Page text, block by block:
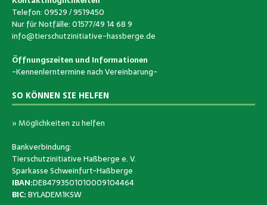
Telefon: 09529 / 9519450
Nur für Notfälle: 01577/49 14 68 9
info@tierschutzinitiative-hassberge.de
Öffnungszeiten und Informationen
-Kennenlerntermine nach Vereinbarung-
SO KÖNNEN SIE HELFEN
» Möglichkeiten zu helfen
Bankverbindung:
Tierschutzinitiative Haßberge e. V.
Sparkasse Schweinfurt-Haßberge
IBAN:DE84793501010009104464
BIC:BYLADEM1KSW